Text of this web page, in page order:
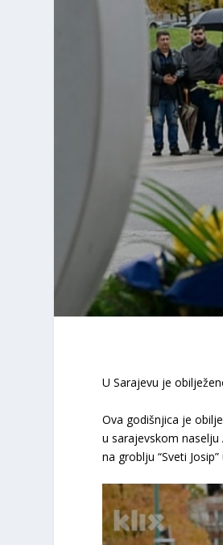
U Sarajevu je
Ova godišnjica je
u sarajevskom
na groblju “Sveti